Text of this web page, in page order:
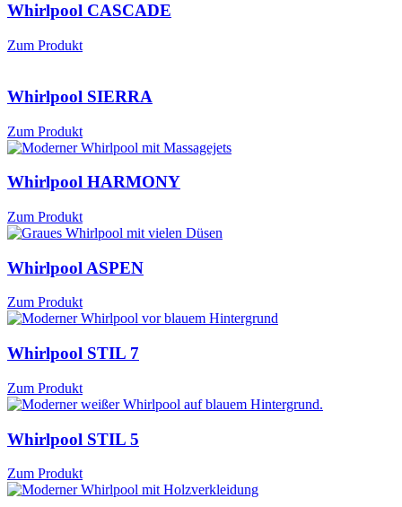
Whirlpool CASCADE
Zum Produkt
Whirlpool SIERRA
Zum Produkt
Whirlpool HARMONY
Zum Produkt
Whirlpool ASPEN
Zum Produkt
Whirlpool STIL 7
Zum Produkt
Whirlpool STIL 5
Zum Produkt